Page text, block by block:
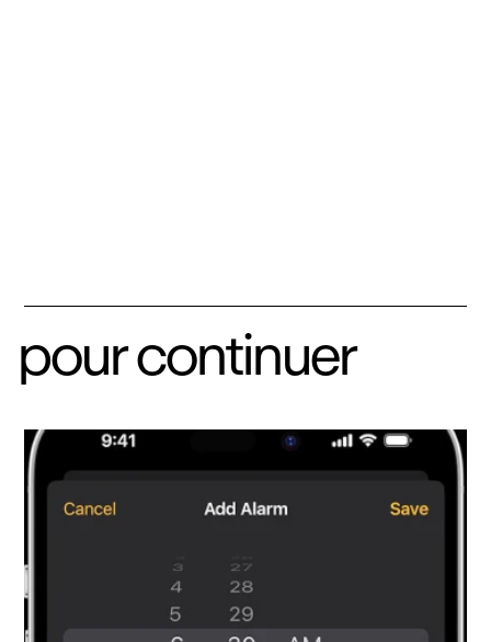
pour continuer